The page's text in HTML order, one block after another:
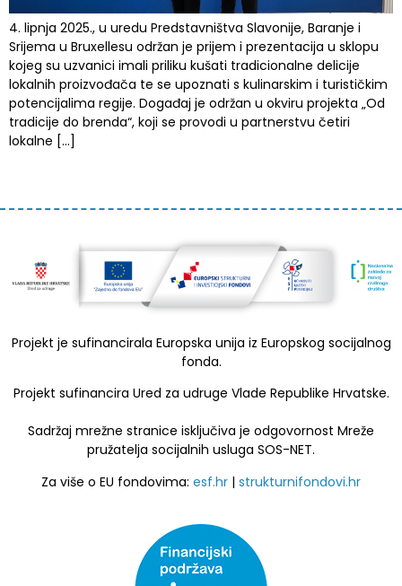
4. lipnja 2025., u uredu Predstavništva Slavonije, Baranje i
Srijema u Bruxellesu održan je prijem i prezentacija u sklopu
kojeg su uzvanici imali priliku kušati tradicionalne delicije
lokalnih proizvođača te se upoznati s kulinarskim i turističkim
potencijalima regije. Događaj je održan u okviru projekta „Od
tradicije do brenda“, koji se provodi u partnerstvu četiri
lokalne […]
Projekt je sufinancirala Europska unija iz Europskog socijalnog
fonda.
Projekt sufinancira Ured za udruge Vlade Republike Hrvatske.
Sadržaj mrežne stranice isključiva je odgovornost Mreže
pružatelja socijalnih usluga SOS-NET.
Za više o EU fondovima: esf.hr | strukturnifondovi.hr